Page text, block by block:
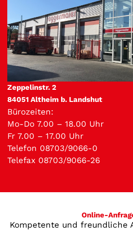
Zeppelinstr. 2
84051 Altheim b. Landshut
Bürozeiten:
Mo-Do 7.00 – 18.00 Uhr
Fr 7.00 – 17.00 Uhr
Telefon 08703/9066-0
Telefax 08703/9066-26
Online-
Kompetente und freundliche